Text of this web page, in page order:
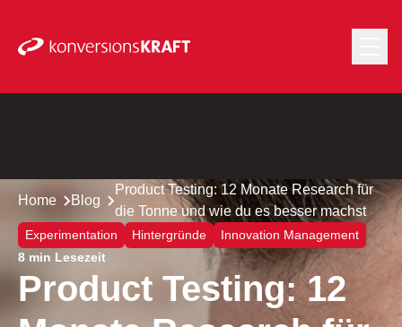
Home Blog
Product Testing: 12 Monate Research für
die Tonne und wie du es besser machst
Experimentation Hintergründe
Innovation Management
8 min Lesezeit
Product Testing: 12